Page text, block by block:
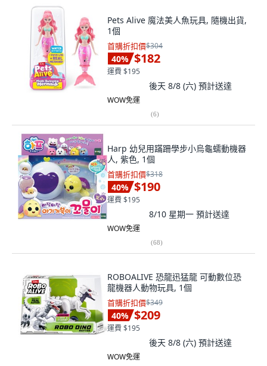
Pets Alive 魔法美人魚玩具, 隨機出貨,
1個
首購折扣價$304
40% $182
運費 $195
後天 8/8 (六) 預計送達
WOW免運
(6)
Harp 幼兒用蹣跚學步小烏龜蠕動機器
人, 紫色, 1個
首購折扣價$318
40% $190
運費 $195
8/10 星期一 預計送達
WOW免運
(68)
ROBOALIVE 恐龍迅猛龍 可動數位恐
龍機器人動物玩具, 1個
首購折扣價$349
40% $209
運費 $195
後天 8/8 (六) 預計送達
WOW免運